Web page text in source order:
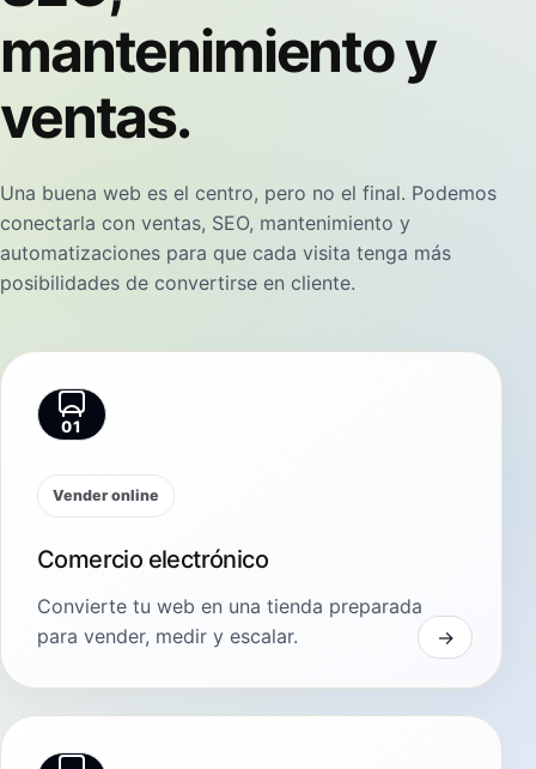
mantenimiento y
ventas.
Una buena web es el centro, pero no el final. Podemos
conectarla con ventas, SEO, mantenimiento y
automatizaciones para que cada visita tenga más
posibilidades de convertirse en cliente.
01
Vender online
Comercio electrónico
Convierte tu web en una tienda preparada
para vender, medir y escalar.